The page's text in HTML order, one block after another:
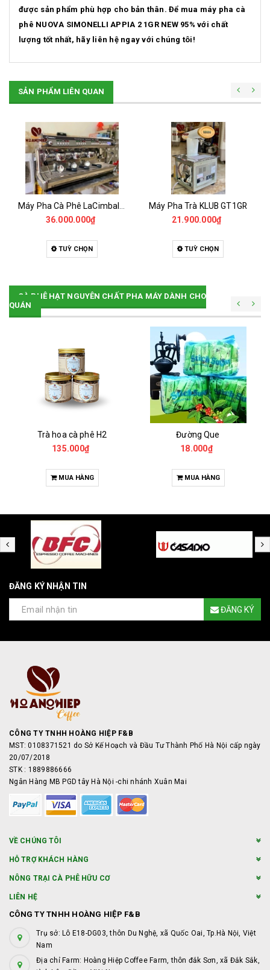
được sản phẩm phù hợp cho bản thân. Để mua máy pha cà
phê NUOVA SIMONELLI APPIA 2 1GR NEW 95% với chất
lượng tốt nhất, hãy liên hệ ngay với chúng tôi!
SẢN PHẨM LIÊN QUAN
36.000.000₫
TUỲ CHỌN
Máy Pha Trà KLUB GT1GR
21.900.000₫
TUỲ CHỌN
CÀ PHÊ HẠT NGUYÊN CHẤT PHA MÁY DÀNH CHO
QUÁN
Trà hoa cà phê H2
135.000₫
MUA HÀNG
Đường Que
18.000₫
MUA HÀNG
ĐĂNG KÝ NHẬN TIN
ĐĂNG KÝ
CÔNG TY TNHH HOÀNG HIỆP F&B
MST: 0108371521 do Sở Kế Hoạch và Đầu Tư Thành Phố Hà Nội cấp ngày
20/07/2018
STK : 1889886666
Ngân Hàng MB PGD tây Hà Nội -chi nhánh Xuân Mai
VỀ CHÚNG TÔI
HỖ TRỢ KHÁCH HÀNG
NÔNG TRẠI CÀ PHÊ HỮU CƠ
LIÊN HỆ
CÔNG TY TNHH HOÀNG HIỆP F&B
Trụ sở: Lô E18-DG03, thôn Du Nghệ, xã Quốc Oai, Tp.Hà Nội, Việt
Nam
Địa chỉ Farm: Hoàng Hiệp Coffee Farm, thôn đắk Sơn, xã Đắk Sắk,